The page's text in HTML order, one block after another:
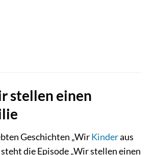
stellen einen
Geschichten „WirKinderaus
die Episode „Wir stellen einen